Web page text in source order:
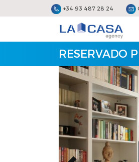
+34 93 487 28 24
RESERVADO